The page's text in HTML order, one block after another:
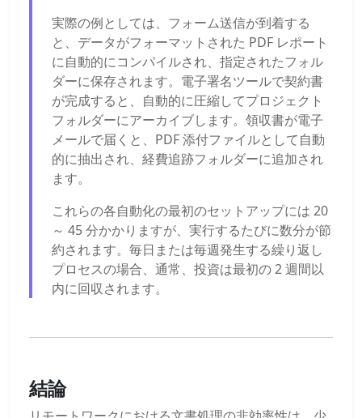
実際の例としては、フォーム送信が到着する
と、データがフォーマットされた PDF レポート
に自動的にコンパイルされ、指定されたフォル
ダーに保存されます。電子署名ツールで契約書
が完成すると、自動的に圧縮してプロジェクト
フォルダーにアーカイブします。領収書が電子
メールで届くと、PDF 添付ファイルとして自動
的に抽出され、経費追跡フォルダーに追加され
ます。
これらの各自動化の最初のセットアップには 20
～ 45 分かかりますが、実行するたびに数分が節
約されます。毎日または毎週発生する繰り返し
プロセスの場合、通常、投資は最初の 2 週間以
内に回収されます。
結論